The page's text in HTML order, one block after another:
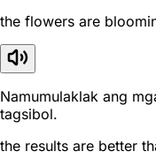
the flowers are
Namumulaklak ang
tagsibol.
the results are better